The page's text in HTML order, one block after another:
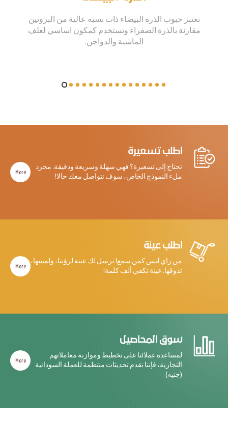
تعتبر حبوب الذره البيضاء ذات نسبه عالية من البروتين
مقارنة بالذرة الصفراء وتستخدم كمكون اساسي لعلف
الماشية والدواجن.
اطلب تسعيرة
تحتاج إلى تسعيرة؟ فهي سهلة وسريعة ودقيقة. مجرد
ملء النموذج الخاص، سوف نتواصل معك حالا!
More
اطلب عينة
من راي ليس كمن سمع! نرسل لك عينة لرؤيتا، ولمسها،
تذوقها. عينة تكفي ألف كلمة!
More
سوق المحاصيل
لمساعدة عملائنا على تخطيط وموازنة معاملاتهم
التجارية، فإننا نقدم تحديثات منتظمة للعملة السودانية
(جنيه)
More